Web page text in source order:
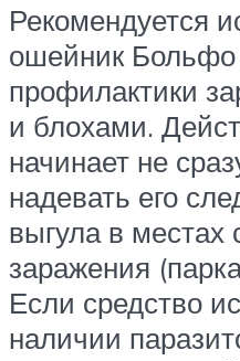
Рекомендуется
ошейник
профилактики
и блохами.
начинает не
надевать его
выгула в местах
заражения
Если средство
наличии